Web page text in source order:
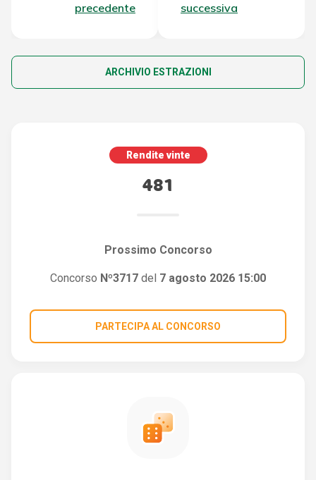
precedente
successiva
ARCHIVIO ESTRAZIONI
Rendite vinte
481
Prossimo Concorso
Concorso Nº3717 del 7 agosto 2026 15:00
PARTECIPA AL CONCORSO